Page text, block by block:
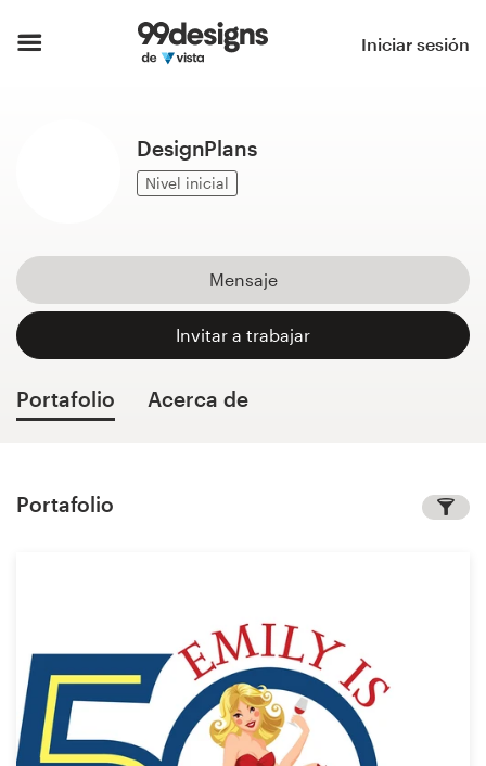
Iniciar sesión
DesignPlans
Nivel inicial
Mensaje
Invitar a trabajar
Portafolio Acerca de
Portafolio
Inspiración
99designs Pro
Servicios
Concursos de diseño
Encontrar un diseñador
Descubra la inspiración
99designs Studio